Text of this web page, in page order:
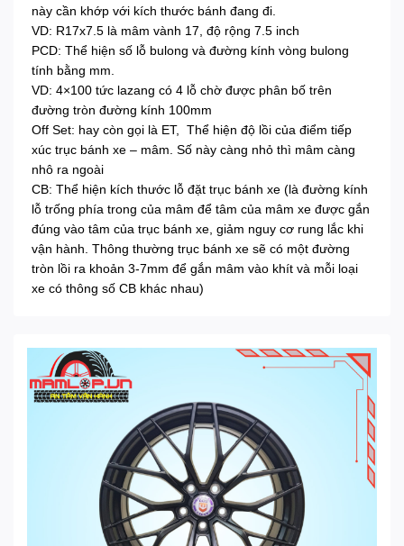
này cần khớp với kích thước bánh đang đi.
VD: R17x7.5 là mâm vành 17, độ rộng 7.5 inch
PCD: Thể hiện số lỗ bulong và đường kính vòng bulong
tính bằng mm.
VD: 4×100 tức lazang có 4 lỗ chờ được phân bố trên
đường tròn đường kính 100mm
Off Set: hay còn gọi là ET, Thể hiện độ lồi của điểm tiếp
xúc trục bánh xe – mâm. Số này càng nhỏ thì mâm càng
nhô ra ngoài
CB: Thể hiện kích thước lỗ đặt trục bánh xe (là đường kính
lỗ trống phía trong của mâm để tâm của mâm xe được gắn
đúng vào tâm của trục bánh xe, giảm nguy cơ rung lắc khi
vận hành. Thông thường trục bánh xe sẽ có một đường
tròn lồi ra khoản 3-7mm để gắn mâm vào khít và mỗi loại
xe có thông số CB khác nhau)